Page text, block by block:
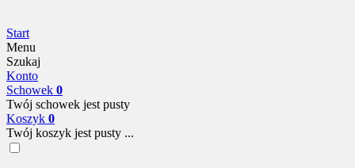
Start
Menu
Szukaj
Konto
Schowek 0
Twój schowek jest pusty
Koszyk 0
Twój koszyk jest pusty ...